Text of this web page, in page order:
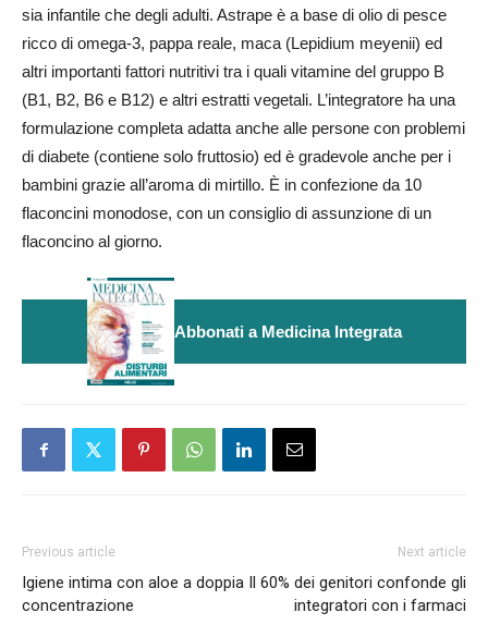
sia infantile che degli adulti. Astrape è a base di olio di pesce
ricco di omega-3, pappa reale, maca (Lepidium meyenii) ed
altri importanti fattori nutritivi tra i quali vitamine del gruppo B
(B1, B2, B6 e B12) e altri estratti vegetali. L’integratore ha una
formulazione completa adatta anche alle persone con problemi
di diabete (contiene solo fruttosio) ed è gradevole anche per i
bambini grazie all’aroma di mirtillo. È in confezione da 10
flaconcini monodose, con un consiglio di assunzione di un
flaconcino al giorno.
Abbonati a Medicina Integrata
Previous article
Igiene intima con aloe a doppia
concentrazione
Next article
Il 60% dei genitori confonde gli
integratori con i farmaci